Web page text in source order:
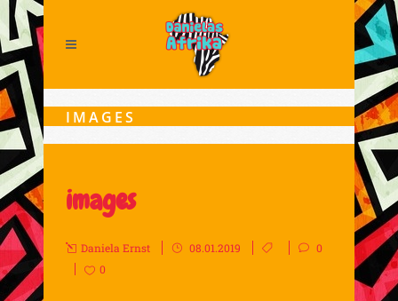
IMAGES
images
Daniela Ernst 08.01.2019
0
0